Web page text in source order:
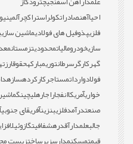
احیاآهنصادراتکولراستراکچر
فلزیپذوفیل های فولادیماشین سازی
سازیخودرومالیاتمحدودیتزمستان
گهرکارگرسرطانتوریمبارکهحقوقارز
فولادوارداتمستاجرکارکردهسازه
خواریآمریکاانفجاراجارهلیچینگ
صنعتدرآمدفلزیبنزینآفریقای جنوبی
جالبعلمدارآقدرهشفافیتگازوئیل